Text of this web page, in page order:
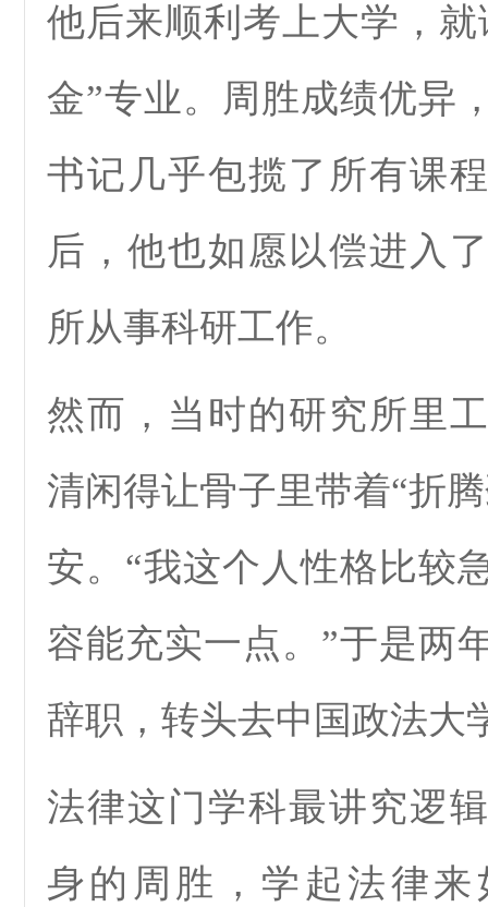
他后来顺利考上大学，
金”专业。周胜成绩优异
书记几乎包揽了所有课
后，他也如愿以偿进入
所从事科研工作。
然而，当时的研究所里
清闲得让骨子里带着“折
安。“我这个人性格比较
容能充实一点。”于是两
辞职，转头去中国政法大
法律这门学科最讲究逻
身的周胜，学起法律来